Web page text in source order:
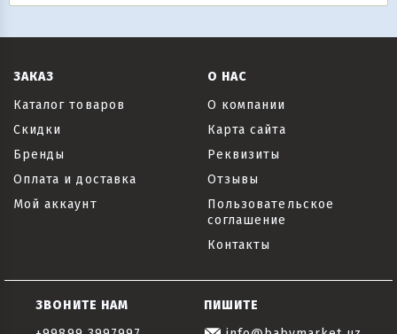
ЗАКАЗ
Каталог товаров
Скидки
Бренды
Оплата и доставка
Мой аккаунт
О НАС
О компании
Карта сайта
Реквизиты
Отзывы
Пользовательское
соглашение
Контакты
ЗВОНИТЕ НАМ
ПИШИТЕ